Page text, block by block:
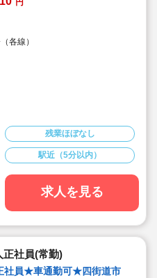
円
各線）
残業ほぼなし
駅近（5分以内）
求人を見る
正社員(常勤)
社員★車通勤可★四街道市